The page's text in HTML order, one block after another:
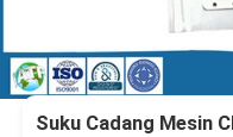
Suku Cadang Mesin